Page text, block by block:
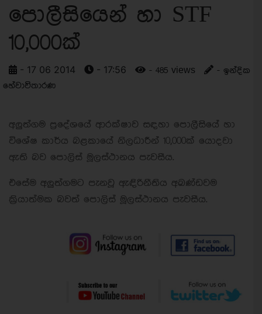
පොලීසියෙන් හා STF
10,000ක්
- 17 06 2014 - 17:56 - 485 views
- ඉන්දික
හේවාවිතාරණ
අලුත්ගම ප්‍රදේශයේ ආරක්ෂාව සඳහා පොලීසියේ හා
විශේෂ කාර්ය බළකායේ නිලධාරීන් 10,000ක් යොදවා
ඇති බව පොලිස් මූලස්ථානය පැවසීය.
එසේම අලුත්ගමට පැනවූ ඇඳිරිනීතිය අඛණ්ඩවම
ක්‍රියාත්මක බවත් පොලිස් මූලස්ථානය පැවසීය.